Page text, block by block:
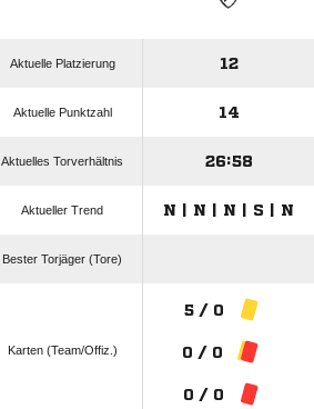
Aktuelle Platzierung 12
Aktuelle Punktzahl 14
Aktuelles Torverhältnis 26:58
Aktueller Trend N | N | N | S | N
Bester Torjäger (Tore)
Karten (Team/Offiz.)
5 / 0
0 / 0
0 / 0